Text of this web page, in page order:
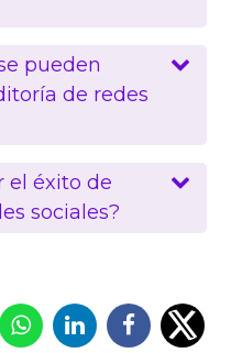
pueden
de redes
el éxito de
sociales?